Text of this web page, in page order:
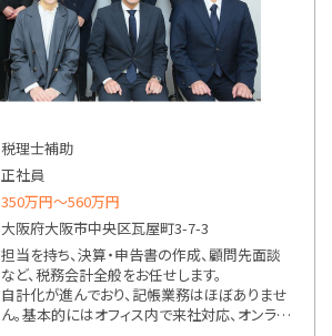
税理士補助
正社員
350万円〜560万円
大阪府大阪市中央区瓦屋町3-7-3
担当を持ち、決算・申告書の作成、顧問先面談
など、税務会計全般をお任せします。
自計化が進んでおり、記帳業務はほぼありませ
ん。基本的にはオフィス内で来社対応、オンライ